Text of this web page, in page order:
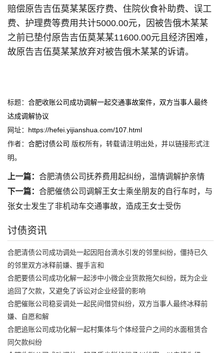
赔偿原告吉伍莫某某医疗费、住院伙食补助费、误工
费、护理费等费用共计5000.00元，因被告俄木某某
之前已垫付原告吉伍莫某某11600.00元且经济困难，
故原告吉伍莫某某放弃对被告俄木某某的诉请。
标题： 合肥收账公司成功调解一起交通事故案件，双方当事人最终
达成调解协议
网址： https://hefei.yijianshua.com/107.html
作者： 合肥讨债公司 版权所有，转载请注明出处，并以链接形式注
明。
上一篇： 合肥清债公司抚养费用起纠纷，温情调解护亲情
下一篇： 合肥催债公司调解王女士乘坐朋友的自行车时，与
张女士发生了非机动车交通事故，造成王女士受伤
讨债资讯
合肥清债公司成功调处一起因阳台滴水引发的邻里纠纷，僵持已久
的邻里双方冰释前嫌、握手言和
合肥要债公司成功化解一起涉中小微企业货款拖欠纠纷，既为企业
追回了欠款，又避免了诉讼对企业经营的影响
合肥催账公司稳妥调处一起民间借贷纠纷，双方当事人最终冰释前
嫌、自愿和解
合肥追账公司成功化解一起村集体与个体经营户之间的水面租赁合
同欠款纠纷